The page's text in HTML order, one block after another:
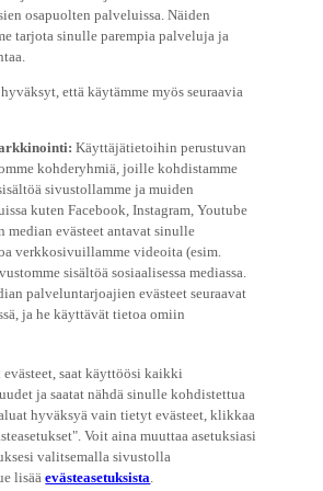
tarjota sinulle parempia palveluja ja
kohderyhmiä, joille kohdistamme
sivustollamme ja muiden
kuten Facebook, Instagram, Youtube
median evästeet antavat sinulle
verkkosivuillamme videoita (esim.
sisältöä sosiaalisessa mediassa.
palveluntarjoajien evästeet seuraavat
ja he käyttävät tietoa omiin
ja saatat nähdä sinulle kohdistettua
hyväksyä vain tietyt evästeet, klikkaa
Voit aina muuttaa asetuksiasi
valitsemalla sivustolla
lisääevästeasetuksista.